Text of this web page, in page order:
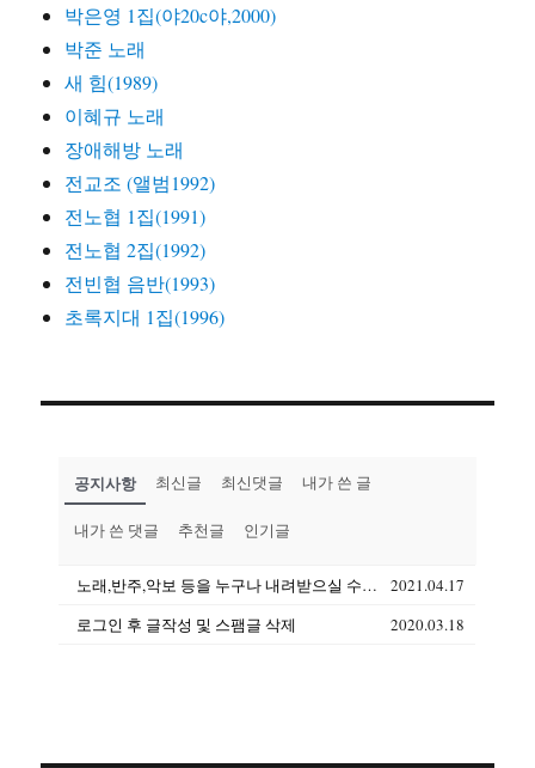
박은영 1집(야20c야,2000)
박준 노래
새 힘(1989)
이혜규 노래
장애해방 노래
전교조 (앨범1992)
전노협 1집(1991)
전노협 2집(1992)
전빈협 음반(1993)
초록지대 1집(1996)
공지사항 최신글 최신댓글 내가 쓴 글
내가 쓴 댓글 추천글 인기글
노래,반주,악보 등을 누구나 내려받으실 수 있습니다(상업용도 제외)
2021.04.17
로그인 후 글작성 및 스팸글 삭제
2020.03.18